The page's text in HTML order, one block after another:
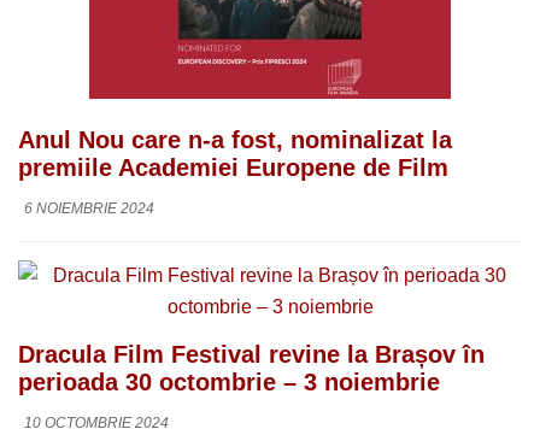
Anul Nou care n-a fost, nominalizat la
premiile Academiei Europene de Film
6 NOIEMBRIE 2024
Dracula Film Festival revine la Brașov în
perioada 30 octombrie – 3 noiembrie
10 OCTOMBRIE 2024